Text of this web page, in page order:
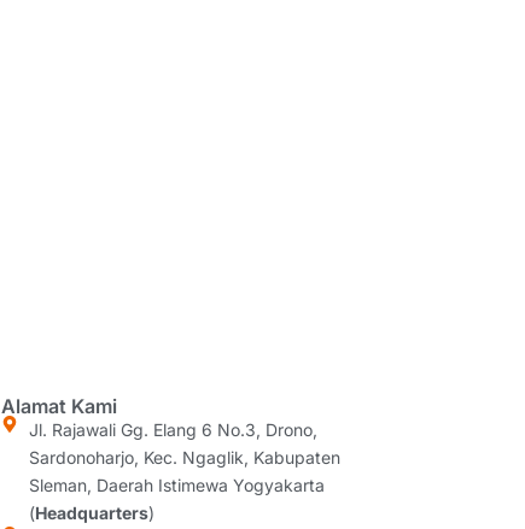
Alamat Kami
Jl. Rajawali Gg. Elang 6 No.3, Drono,
Sardonoharjo, Kec. Ngaglik, Kabupaten
Sleman, Daerah Istimewa Yogyakarta
(Headquarters)